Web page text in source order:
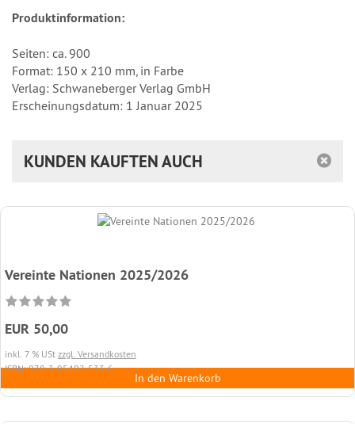
Produktinformation:
Seiten: ca. 900
Format: 150 x 210 mm, in Farbe
Verlag: Schwaneberger Verlag GmbH
Erscheinungsdatum: 1 Januar 2025
KUNDEN KAUFTEN AUCH
Vereinte Nationen 2025/2026
EUR 50,00
inkl. 7 % USt zzgl. Versandkosten
ISBN: 978-3-95402-533-6
In den Warenkorb